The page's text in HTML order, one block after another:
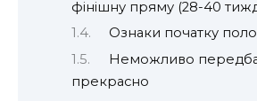
фінішну пряму (28-40
Ознаки початку
Неможливо
прекрасно